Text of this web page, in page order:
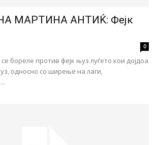
МАРТИНА АНТИЌ: Фејк
0
бореле против фејк њуз луѓето кои дојдоа
односно со ширење на лаги,